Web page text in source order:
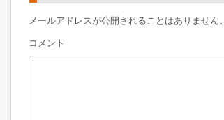
メールアドレスが公開されることはありません。
コメント